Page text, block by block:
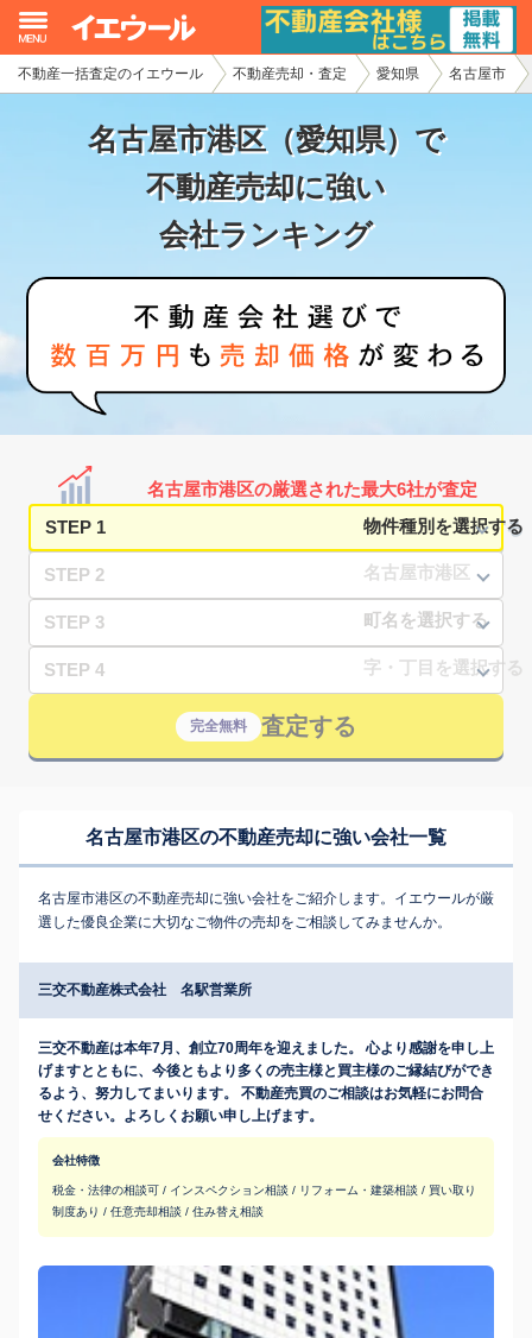
不動産一括査定のイエウール 不動産売却・査定 愛知県 名古屋市
名古屋市港区（愛知県）で
不動産売却に強い
会社ランキング
名古屋市港区の厳選された最大6社が査定
STEP 1
STEP 2
STEP 3
STEP 4
完全無料 査定する
名古屋市港区の不動産売却に強い会社一覧
名古屋市港区の不動産売却に強い会社をご紹介します。イエウールが厳
選した優良企業に大切なご物件の売却をご相談してみませんか。
三交不動産株式会社 名駅営業所
三交不動産は本年7月、創立70周年を迎えました。 心より感謝を申し上
げますとともに、今後ともより多くの売主様と買主様のご縁結びができ
るよう、努力してまいります。 不動産売買のご相談はお気軽にお問合
せください。よろしくお願い申し上げます。
会社特徴
税金・法律の相談可 / インスペクション相談 / リフォーム・建築相談 / 買い取り
制度あり / 任意売却相談 / 住み替え相談
イエウール加盟希望の不動産会社様
初めての方へ
不動産売却の流れ
家査定シミュレーター
お問い合わせ